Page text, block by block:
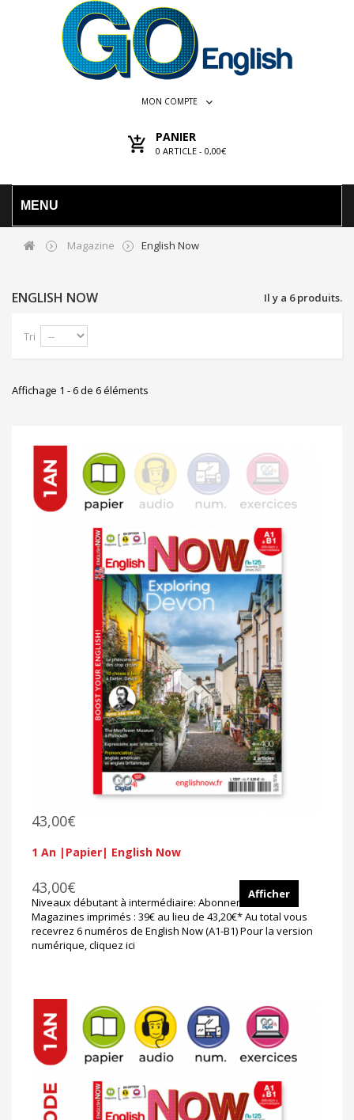
MON COMPTE
PANIER
0 ARTICLE - 0,00€
MENU
Magazine English Now
ENGLISH NOW Il y a 6 produits.
Tri
Affichage 1 - 6 de 6 éléments
43,00€
1 An |Papier| English Now
43,00€ Afficher
Niveaux débutant à intermédiaire: Abonnement 1 an
Magazines imprimés : 39€ au lieu de 43,20€* Au total vous
recevrez 6 numéros de English Now (A1-B1) Pour la version
numérique, cliquez ici